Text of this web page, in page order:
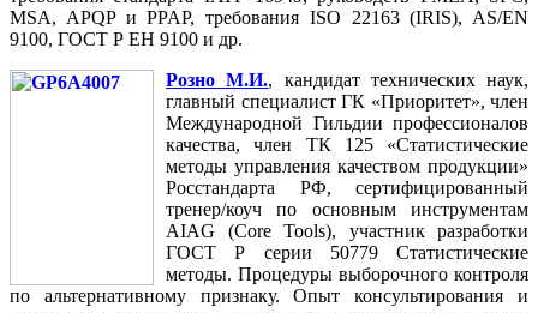
MSA, APQP и PPAP, требования ISO 22163 (IRIS), AS/EN
9100, ГОСТ Р ЕН 9100 и др.
Розно М.И., кандидат технических наук,
главный специалист ГК «Приоритет», член
Международной Гильдии профессионалов
качества, член ТК 125 «Статистические
методы управления качеством продукции»
Росстандарта РФ, сертифицированный
тренер/коуч по основным инструментам
AIAG (Core Tools), участник разработки
ГОСТ Р серии 50779 Статистические
методы. Процедуры выборочного контроля
по альтернативному признаку. Опыт консультирования и